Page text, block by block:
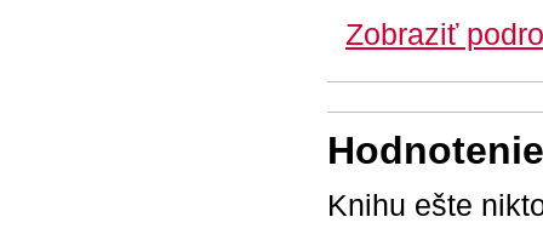
Zobraziť
Knihu ešte